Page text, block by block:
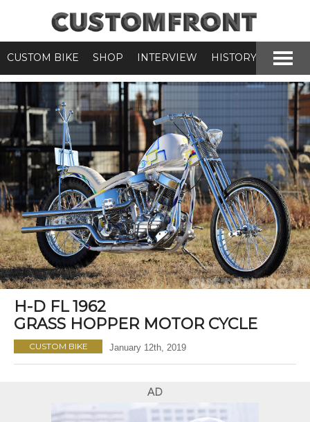
CUSTOM BIKE SHOP INTERVIEW HISTORY
H-D FL 1962
GRASS HOPPER MOTOR CYCLE
CUSTOM BIKE January 12th, 2019
AD